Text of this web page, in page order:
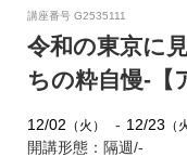
講座番号 G2535111
令和の東京に
ちの粋自慢-【
12/02 （火） 12/23 （
開講形態：隔週/-